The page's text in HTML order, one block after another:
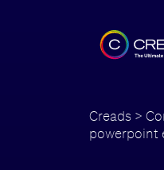
Creads >
powerpoint